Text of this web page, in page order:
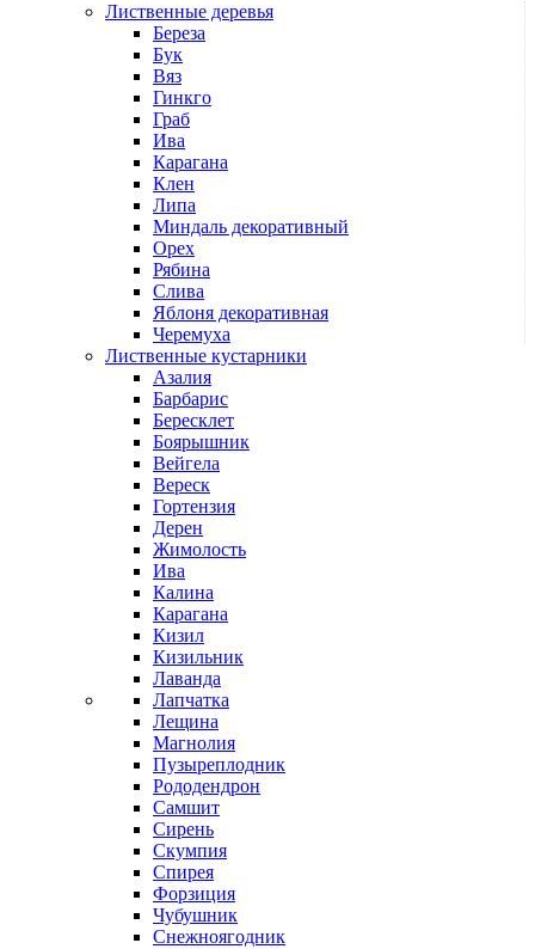
Лиственные деревья
Береза
Бук
Вяз
Гинкго
Граб
Ива
Карагана
Клен
Липа
Миндаль декоративный
Орех
Рябина
Слива
Яблоня декоративная
Черемуха
Лиственные кустарники
Азалия
Барбарис
Бересклет
Боярышник
Вейгела
Вереск
Гортензия
Дерен
Жимолость
Ива
Калина
Карагана
Кизил
Кизильник
Лаванда
Лапчатка
Лещина
Магнолия
Пузыреплодник
Рододендрон
Самшит
Сирень
Скумпия
Спирея
Форзиция
Чубушник
Снежноягодник